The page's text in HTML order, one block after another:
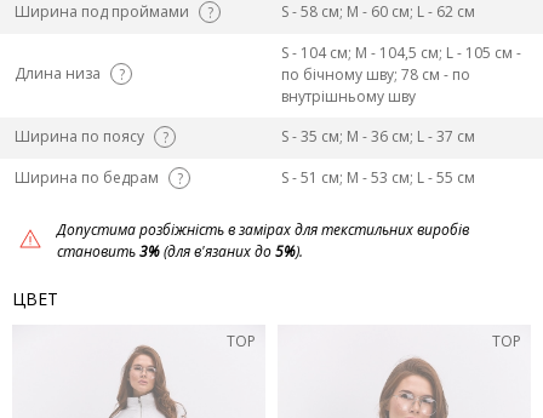
Ширина под проймами
? S - 58 см; M - 60 см; L - 62 см
Длина низа ?
S - 104 см; M - 104,5 см; L - 105 см -
по бічному шву; 78 см - по
внутрішньому шву
Ширина по поясу
?
S - 35 см; M - 36 см; L - 37 см
Ширина по бедрам
? S - 51 см; M - 53 см; L - 55 см
Допустима розбіжність в замірах для текстильних виробів
становить3%(для в'язаних до5%).
ЦВЕТ
TOP TOP